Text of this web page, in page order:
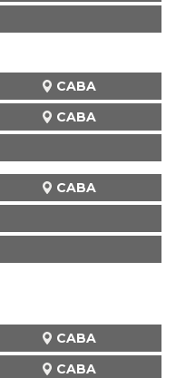
CABA
CABA
CABA
CABA
CABA